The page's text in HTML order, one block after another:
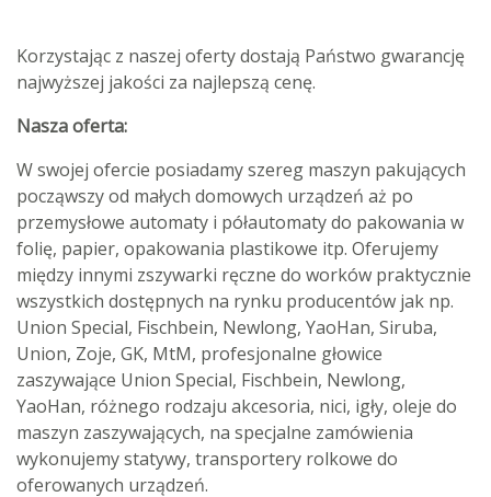
Korzystając z naszej oferty dostają Państwo gwarancję
najwyższej jakości za najlepszą cenę.
Nasza oferta:
W swojej ofercie posiadamy szereg maszyn pakujących
począwszy od małych domowych urządzeń aż po
przemysłowe automaty i półautomaty do pakowania w
folię, papier, opakowania plastikowe itp. Oferujemy
między innymi zszywarki ręczne do worków praktycznie
wszystkich dostępnych na rynku producentów jak np.
Union Special, Fischbein, Newlong, YaoHan, Siruba,
Union, Zoje, GK, MtM, profesjonalne głowice
zaszywające Union Special, Fischbein, Newlong,
YaoHan, różnego rodzaju akcesoria, nici, igły, oleje do
maszyn zaszywających, na specjalne zamówienia
wykonujemy statywy, transportery rolkowe do
oferowanych urządzeń.